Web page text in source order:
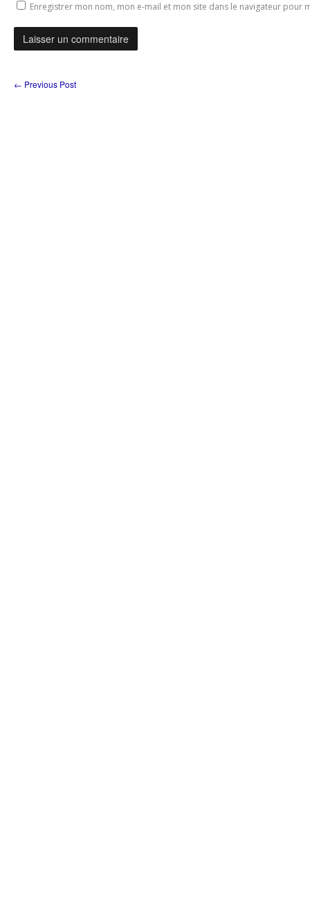
Enregistrer mon nom, mon e-mail et mon site dans le navigateur pour
← Previous Post